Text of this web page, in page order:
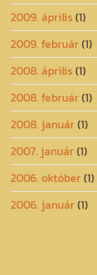
2009. április(1)
2009. február(1)
2008. április(1)
2008. február(1)
2008. január(1)
2007. január(1)
2006. október(1)
2006. január(1)